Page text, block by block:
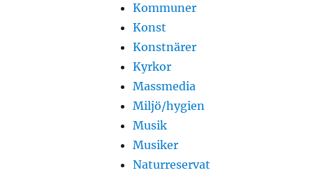
Kommuner
Konst
Konstnärer
Kyrkor
Massmedia
Miljö/hygien
Musik
Musiker
Naturreservat